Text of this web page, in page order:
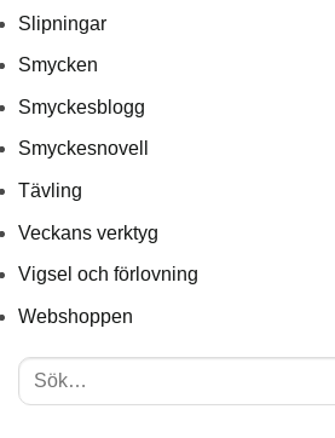
Slipningar
Smycken
Smyckesblogg
Smyckesnovell
Tävling
Veckans verktyg
Vigsel och förlovning
Webshoppen